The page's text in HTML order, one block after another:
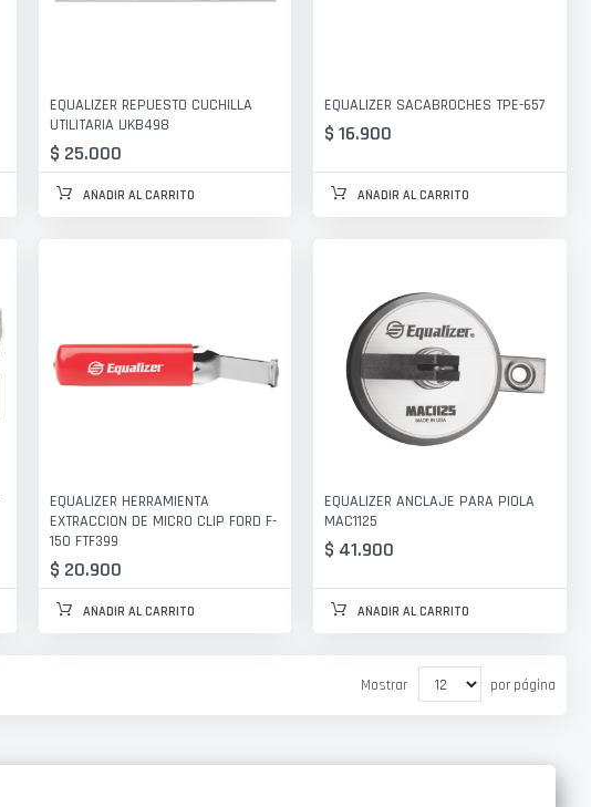
EQUALIZER REPUESTO CUCHILLA
UTILITARIA UKB498
$ 25.000
AÑADIR AL CARRITO
EQUALIZER SACABROCHES TPE-657
$ 16.900
AÑADIR AL CARRITO
EQUALIZER HERRAMIENTA
EXTRACCION DE MICRO CLIP FORD F-
150 FTF399
$ 20.900
AÑADIR AL CARRITO
EQUALIZER ANCLAJE PARA PIOLA
MAC1125
$ 41.900
AÑADIR AL CARRITO
Mostrar por página